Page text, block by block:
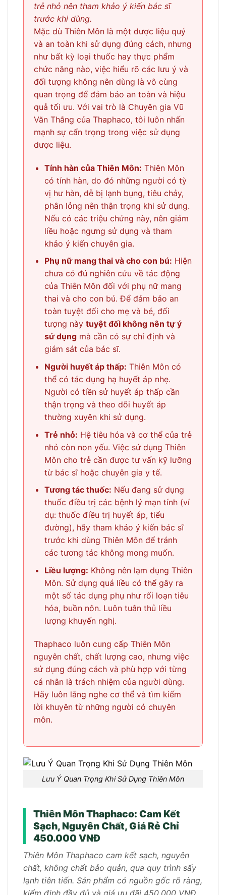
trẻ nhỏ nên tham khảo ý kiến bác sĩ
trước khi dùng.
Mặc dù Thiên Môn là một dược liệu quý
và an toàn khi sử dụng đúng cách, nhưng
như bất kỳ loại thuốc hay thực phẩm
chức năng nào, việc hiểu rõ các lưu ý và
đối tượng không nên dùng là vô cùng
quan trọng để đảm bảo an toàn và hiệu
quả tối ưu. Với vai trò là Chuyên gia Vũ
Văn Thắng của Thaphaco, tôi luôn nhấn
mạnh sự cẩn trọng trong việc sử dụng
dược liệu.
Tính hàn của Thiên Môn: Thiên Môn
có tính hàn, do đó những người có tỳ
vị hư hàn, dễ bị lạnh bụng, tiêu chảy,
phân lỏng nên thận trọng khi sử dụng.
Nếu có các triệu chứng này, nên giảm
liều hoặc ngưng sử dụng và tham
khảo ý kiến chuyên gia.
Phụ nữ mang thai và cho con bú: Hiện
chưa có đủ nghiên cứu về tác động
của Thiên Môn đối với phụ nữ mang
thai và cho con bú. Để đảm bảo an
toàn tuyệt đối cho mẹ và bé, đối
tượng này tuyệt đối không nên tự ý
sử dụngmà cần có sự chỉ định và
giám sát của bác sĩ.
Người huyết áp thấp: Thiên Môn có
thể có tác dụng hạ huyết áp nhẹ.
Người có tiền sử huyết áp thấp cần
thận trọng và theo dõi huyết áp
thường xuyên khi sử dụng.
Trẻ nhỏ: Hệ tiêu hóa và cơ thể của trẻ
nhỏ còn non yếu. Việc sử dụng Thiên
Môn cho trẻ cần được tư vấn kỹ lưỡng
từ bác sĩ hoặc chuyên gia y tế.
Tương tác thuốc: Nếu đang sử dụng
thuốc điều trị các bệnh lý mạn tính (ví
dụ: thuốc điều trị huyết áp, tiểu
đường), hãy tham khảo ý kiến bác sĩ
trước khi dùng Thiên Môn để tránh
các tương tác không mong muốn.
Liều lượng: Không nên lạm dụng Thiên
Môn. Sử dụng quá liều có thể gây ra
một số tác dụng phụ như rối loạn tiêu
hóa, buồn nôn. Luôn tuân thủ liều
lượng khuyến nghị.
Thaphaco luôn cung cấp Thiên Môn
nguyên chất, chất lượng cao, nhưng việc
sử dụng đúng cách và phù hợp với từng
cá nhân là trách nhiệm của người dùng.
Hãy luôn lắng nghe cơ thể và tìm kiếm
lời khuyên từ những người có chuyên
môn.
Lưu Ý Quan Trọng Khi Sử Dụng Thiên Môn
Thiên Môn Thaphaco: Cam Kết
Sạch, Nguyên Chất, Giá Rẻ Chỉ
450.000 VNĐ
Thiên Môn Thaphaco cam kết sạch, nguyên
chất, không chất bảo quản, qua quy trình sấy
lạnh tiên tiến. Sản phẩm có nguồn gốc rõ ràng,
kiểm định đầy đủ và giá ưu đãi 450.000 VNĐ.